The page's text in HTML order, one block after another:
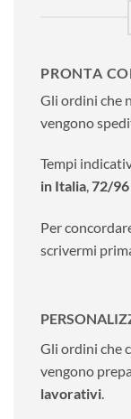
PRONTA
Gli ordini che
vengono
Tempi
in Italia,72/
Per
scrivermi
Gli ordini che
vengono
lavorativi.